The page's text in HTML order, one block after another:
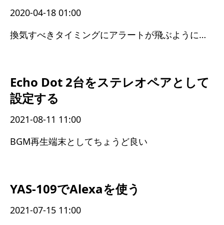
2020-04-18 01:00
換気すべきタイミングにアラートが飛ぶようになった
Echo Dot 2台をステレオペアとして
設定する
2021-08-11 11:00
BGM再生端末としてちょうど良い
YAS-109でAlexaを使う
2021-07-15 11:00